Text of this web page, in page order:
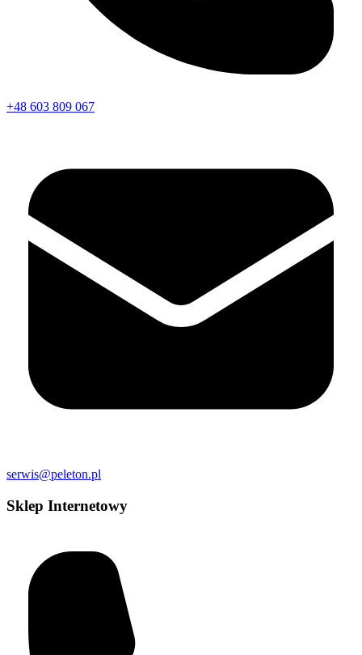
+48 603 809 067
serwis@peleton.pl
Sklep Internetowy